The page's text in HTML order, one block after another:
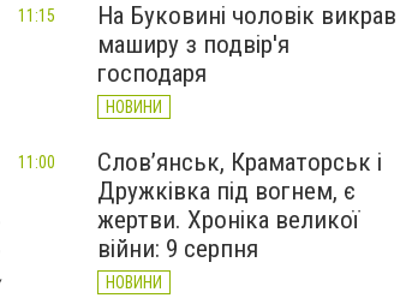
На Буковині чоловік викрав
маширу з подвір'я
господаря
НОВИНИ
11:15
Слов’янськ, Краматорськ і
Дружківка під вогнем, є
жертви. Хроніка великої
війни: 9 серпня
НОВИНИ
11:00